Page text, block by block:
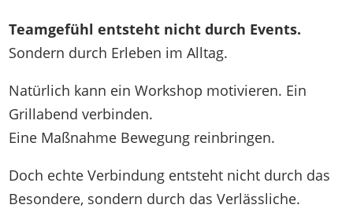
Teamgefühl entsteht nicht durch Events.
Sondern durch Erleben im Alltag.
Natürlich kann ein Workshop motivieren. Ein
Grillabend verbinden.
Eine Maßnahme Bewegung reinbringen.
Doch echte Verbindung entsteht nicht durch das
Besondere, sondern durch das Verlässliche.